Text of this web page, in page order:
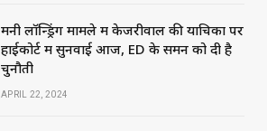
मनी लॉन्ड्रिंग मामले में केजरीवाल की याचिका पर
हाईकोर्ट में सुनवाई आज, ED के समन को दी है
चुनौती
APRIL 22, 2024